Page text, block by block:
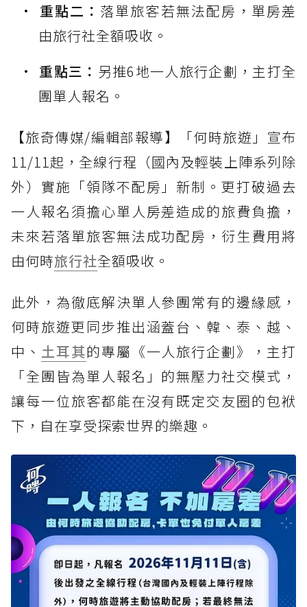
重點二： 落單旅客若無法配房，單房差
由旅行社全額吸收。
重點三： 另推6地一人旅行企劃，主打全
團單人報名。
【旅奇傳媒/編輯部報導】「何時旅遊」宣布
11/11起，全線行程（國內及輕裝上陣系列除
外）實施「領隊不配房」新制。更打破過去
一人報名須擔心單人房差造成的旅費負擔，
未來若落單旅客無法成功配房，衍生費用將
由何時旅行社全額吸收。
此外，為徹底解決單人參團常有的邊緣感，
何時旅遊更同步推出涵蓋台、韓、泰、越、
中、 土耳其的專屬《一人旅行企劃》，主打
「全團皆為單人報名」的無壓力社交模式，
讓每一位旅客都能在沒有既定交友圈的包袱
下，自在享受探索世界的樂趣。